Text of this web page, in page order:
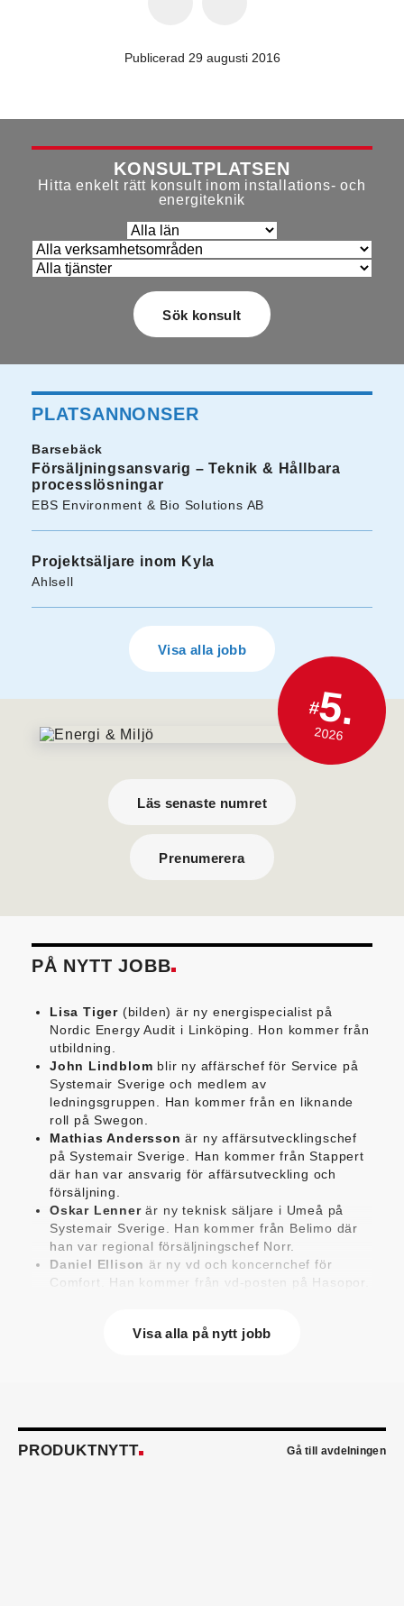
Publicerad 29 augusti 2016
KONSULTPLATSEN
Hitta enkelt rätt konsult inom installations- och
energiteknik
PLATSANNONSER
Barsebäck
Försäljningsansvarig – Teknik & Hållbara
processlösningar
EBS Environment & Bio Solutions AB
Projektsäljare inom Kyla
Ahlsell
Visa alla jobb
#5.
2026
Läs senaste numret
Prenumerera
PÅ NYTT JOBB
Lisa Tiger (bilden) är ny energispecialist på
Nordic Energy Audit i Linköping. Hon kommer från
utbildning.
John Lindblom blir ny affärschef för Service på
Systemair Sverige och medlem av
ledningsgruppen. Han kommer från en liknande
roll på Swegon.
Mathias Andersson är ny affärsutvecklingschef
på Systemair Sverige. Han kommer från Stappert
där han var ansvarig för affärsutveckling och
försäljning.
Oskar Lennerär ny teknisk säljare i Umeå på
Systemair Sverige. Han kommer från Belimo där
han var regional försäljningschef Norr.
Daniel Ellison är ny vd och koncernchef för
Comfort. Han kommer från vd-posten på Hasopor.
var försäljningschef i Skandinavien.
Anastasia Anderssonär ny utvecklare av
försäljningsprocesser och produktägare på
Visa alla på nytt jobb
PRODUKTNYTT Gå till avdelningen